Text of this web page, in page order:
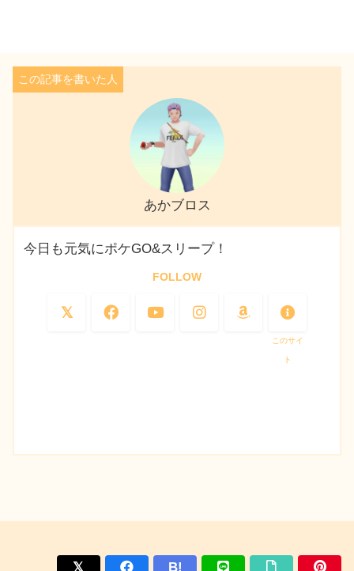
あかブロス
今日も元気にポケGO&スリープ！
FOLLOW
このサイ
ト
B!